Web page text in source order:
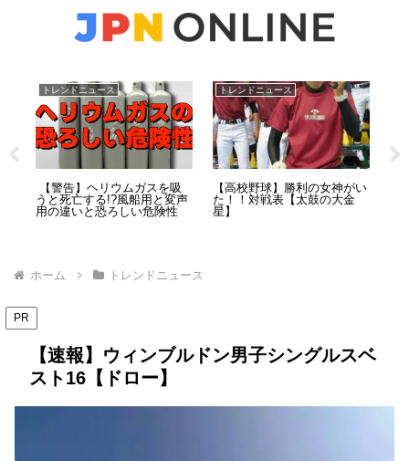
トレンドニュース
【警告】ヘリウムガスを吸
うと死亡する!?風船用と変声
用の違いと恐ろしい危険性
トレンドニュース
【高校野球】勝利の女神がい
た！！対戦表【太鼓の大金
星】
ホーム トレンドニュース
PR
【速報】ウィンブルドン男子シングルスベ
スト16【ドロー】